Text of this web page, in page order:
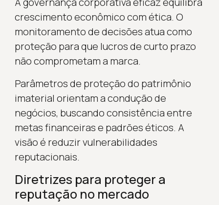
crescimento econômico com ética. O
monitoramento de decisões atua como
proteção para que lucros de curto prazo
não comprometam a marca.
Parâmetros de proteção do patrimônio
imaterial orientam a condução de
negócios, buscando consistência entre
metas financeiras e padrões éticos. A
visão é reduzir vulnerabilidades
reputacionais.
Diretrizes para proteger a
reputação no mercado